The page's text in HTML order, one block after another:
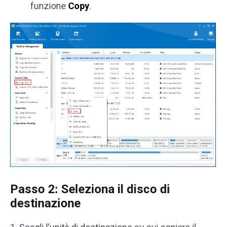
funzione Copy.
Passo 2: Seleziona il disco di
destinazione